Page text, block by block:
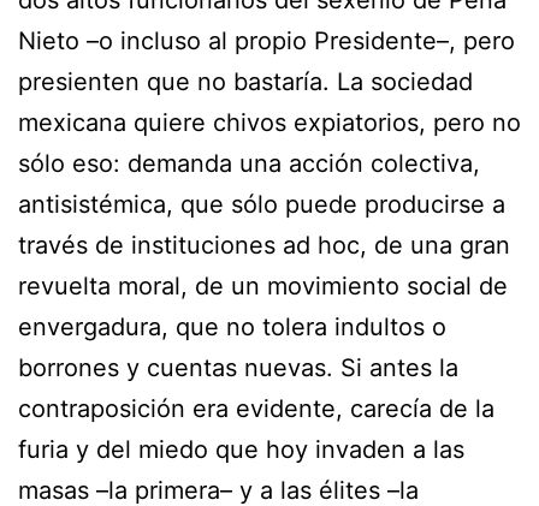
Nieto –o incluso al propio Presidente–, pero
presienten que no bastaría. La sociedad
mexicana quiere chivos expiatorios, pero no
sólo eso: demanda una acción colectiva,
antisistémica, que sólo puede producirse a
través de instituciones ad hoc, de una gran
revuelta moral, de un movimiento social de
envergadura, que no tolera indultos o
borrones y cuentas nuevas. Si antes la
contraposición era evidente, carecía de la
furia y del miedo que hoy invaden a las
masas –la primera– y a las élites –la